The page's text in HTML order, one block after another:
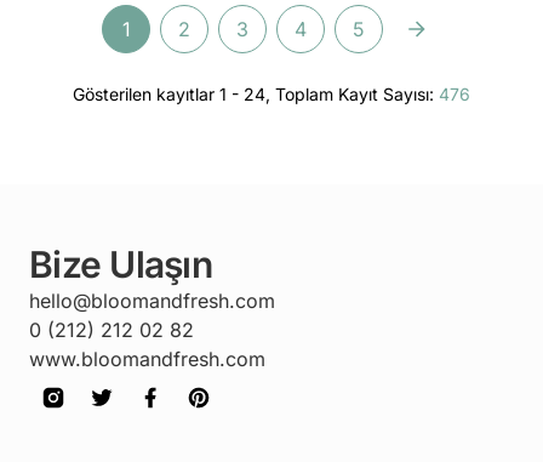
1 2 3 4 5
Gösterilen kayıtlar 1 - 24, Toplam Kayıt Sayısı: 476
Bize Ulaşın
hello@bloomandfresh.com
0 (212) 212 02 82
www.bloomandfresh.com